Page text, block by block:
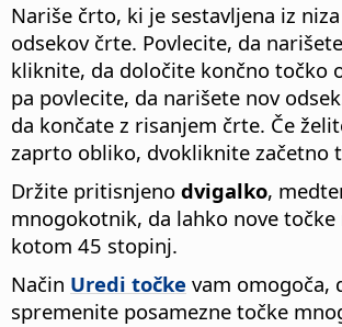
Nariše črto, ki je sestavljena iz
odsekov črte. Povlecite, da
kliknite, da določite končno točko
pa povlecite, da narišete nov
da končate z risanjem črte. Če
zaprto obliko, dvokliknite začetno
Držite pritisnjeno dvigalko,
mnogokotnik, da lahko nove točke
kotom 45 stopinj.
Način Uredi točke vam omogoča,
spremenite posamezne točke